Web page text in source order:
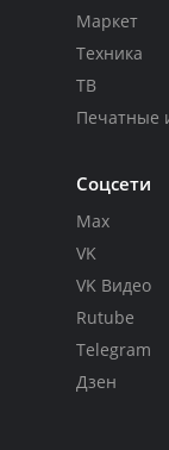
Маркет
Техника
ТВ
Печатные
Соцсети
Max
VK
VK Видео
Rutube
Telegram
Дзен